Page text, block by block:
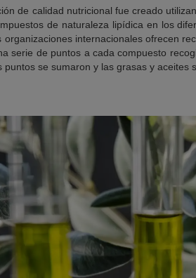
de calidad nutricional fue creado
de naturaleza lipídica en los
organizaciones internacionales ofrecen
serie de puntos a cada compuesto
puntos se sumaron y las grasas y aceites